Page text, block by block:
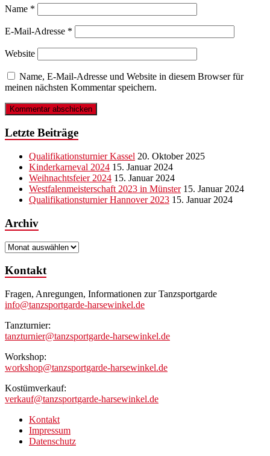
Name *
E-Mail-Adresse *
Website
Name, E-Mail-Adresse und Website in diesem Browser für
meinen nächsten Kommentar speichern.
Letzte Beiträge
Qualifikationsturnier Kassel 20. Oktober 2025
Kinderkarneval 2024 15. Januar 2024
Weihnachtsfeier 2024 15. Januar 2024
Westfalenmeisterschaft 2023 in Münster 15. Januar 2024
Qualifikationsturnier Hannover 2023 15. Januar 2024
Archiv
Archiv
Kontakt
Fragen, Anregungen, Informationen zur Tanzsportgarde
info@tanzsportgarde-harsewinkel.de
Tanzturnier:
tanzturnier@tanzsportgarde-harsewinkel.de
Workshop:
workshop@tanzsportgarde-harsewinkel.de
Kostümverkauf:
verkauf@tanzsportgarde-harsewinkel.de
Kontakt
Impressum
Datenschutz